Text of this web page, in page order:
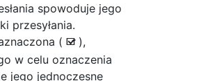
spowoduje jego
przesyłania.
( M ),
w celu oznaczenia
jego jednoczesne